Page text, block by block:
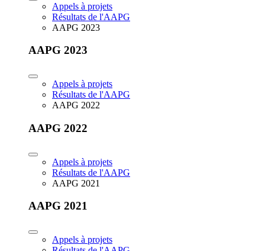
Appels à projets
Résultats de l'AAPG
AAPG 2023
AAPG 2023
Appels à projets
Résultats de l'AAPG
AAPG 2022
AAPG 2022
Appels à projets
Résultats de l'AAPG
AAPG 2021
AAPG 2021
Appels à projets